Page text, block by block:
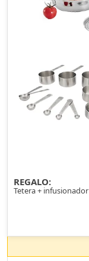
REGALO:
Tetera + infusionador